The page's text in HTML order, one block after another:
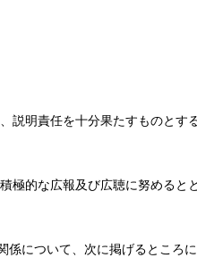
説明責任を十分果たすものとする
極的な広報及び広聴に努めると
係について、次に掲げるところ